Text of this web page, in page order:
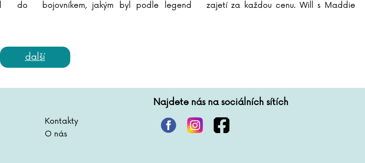
do
bojovníkem, jakým byl podle legend
zajetí za každou cenu. Will s Maddie
další
Kontakty
O nás
Najdete nás na sociálních sítích